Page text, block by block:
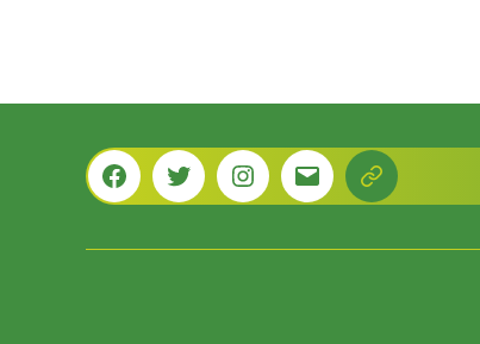
FacebookTwitterInstagram
E-
Outils